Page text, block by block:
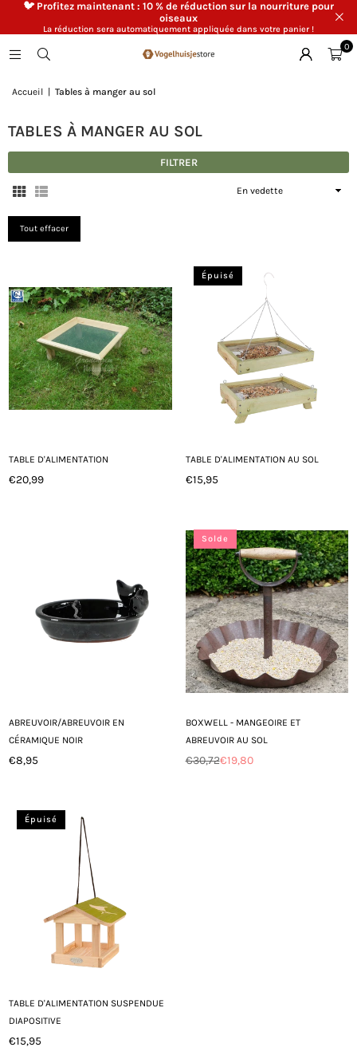
🐦 Profitez maintenant : 10 % de réduction sur la nourriture pour
oiseaux
La réduction sera automatiquement appliquée dans votre panier !
0
Accueil Tables à manger au sol
TABLES À MANGER AU SOL
FILTRER
Appliquer
Tout effacer
TABLE D'ALIMENTATION
Prix
€20,99
Épuisé
TABLE D'ALIMENTATION AU SOL
Prix
€15,95
ABREUVOIR/ABREUVOIR EN
CÉRAMIQUE NOIR
Prix
€8,95
Solde
BOXWELL - MANGEOIRE ET
ABREUVOIR AU SOL
Prix
€30,72€19,80
Épuisé
TABLE D'ALIMENTATION SUSPENDUE
DIAPOSITIVE
Prix
€15,95